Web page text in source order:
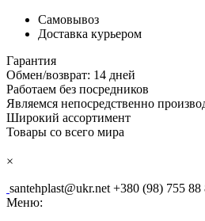
Самовывоз
Доставка курьером
Гарантия
Обмен/возврат: 14 дней
Работаем без посредников
Являемся непосредственно
Широкий ассортимент
Товары со всего мира
×
santehplast@ukr.net +380 (98) 755 88
Меню: